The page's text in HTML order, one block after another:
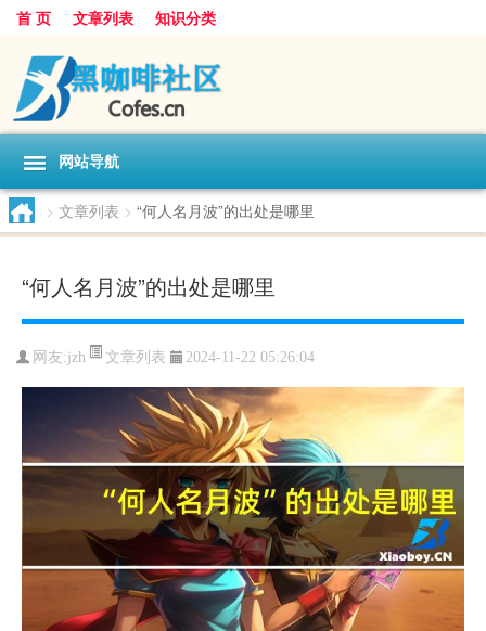
首 页 文章列表 知识分类
网站导航
> 文章列表 > “何人名月波”的出处是哪里
“何人名月波”的出处是哪里
网友:jzh 文章列表 2024-11-22 05:26:04